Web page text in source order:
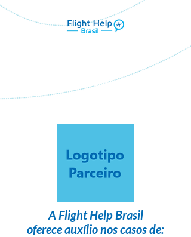
em parceria com
A Flight Help Brasil
oferece auxílio nos casos de: